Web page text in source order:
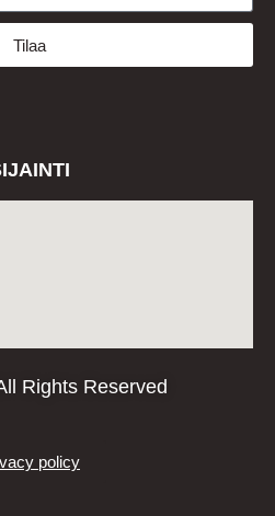
Tilaa
Rights Reserved
policy